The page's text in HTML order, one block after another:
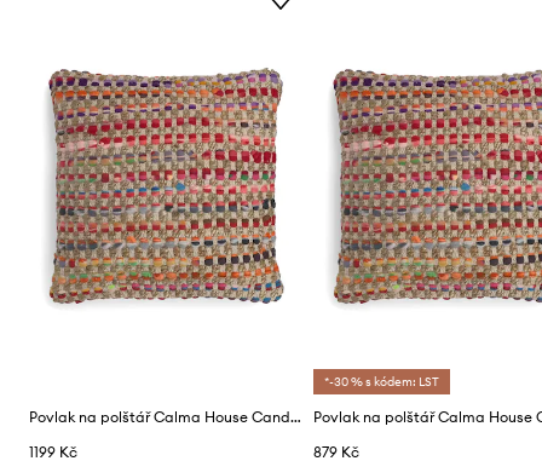
Povlak na polštář Calma House Cando 80 x 80 cm
1199 Kč
*-30 % s kódem: LST
879 Kč